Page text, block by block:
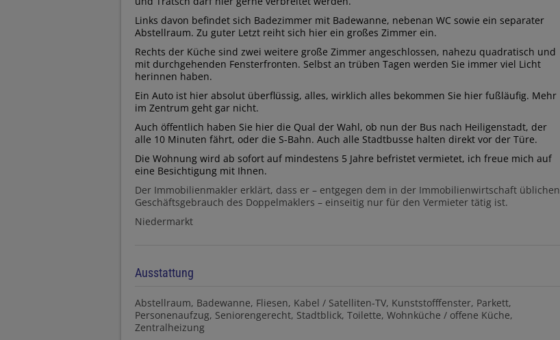
Links davon befindet sich Badezimmer mit Badewanne, nebenan WC sowie ein separater
Abstellraum. Zu guter Letzt reiht sich hier ein großes Zimmer ein.
Rechts der Küche sind zwei weitere große Zimmer angeschlossen, nahezu quadratisch und
mit durchgehenden Fensterfronten. Selbst an trüben Tagen werden Sie immer viel Licht
herinnen haben.
Ein Auto ist hier absolut überflüssig, alles, wirklich alles bekommen Sie hier fußläufig. Mehr
im Zentrum geht gar nicht.
Auch öffentlich haben Sie hier die Qual der Wahl, ob nun der Bus nach Heiligenstadt, der
alle 10 Minuten fährt, oder die S-Bahn. Auch alle Stadtbusse halten direkt vor der Türe.
Die Wohnung wird ab sofort auf mindestens 5 Jahre befristet vermietet, ich freue mich auf
eine Besichtigung mit Ihnen.
Der Immobilienmakler erklärt, dass er – entgegen dem in der Immobilienwirtschaft üblichen
Geschäftsgebrauch des Doppelmaklers – einseitig nur für den Vermieter tätig ist.
Niedermarkt
Ausstattung
Abstellraum Badewanne Fliesen Kabel / Satelliten-TV Kunststofffenster Parkett
Personenaufzug Seniorengerecht Stadtblick Toilette Wohnküche / offene Küche
Zentralheizung